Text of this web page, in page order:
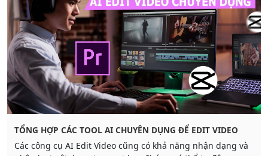
TỔNG HỢP CÁC TOOL AI CHUYÊN DỤNG ĐỂ EDIT VIDEO
Các công cụ AI Edit Video cũng có khả năng nhận dạng và